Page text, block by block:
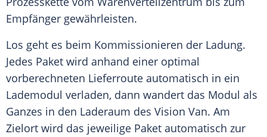
Empfänger gewährleisten.
Los geht es beim Kommissionieren der Ladung.
Jedes Paket wird anhand einer optimal
vorberechneten Lieferroute automatisch in ein
Lademodul verladen, dann wandert das Modul als
Ganzes in den Laderaum des Vision Van. Am
Zielort wird das jeweilige Paket automatisch zur